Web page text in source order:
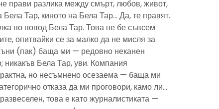
прави разлика между смърт, любов, живот,
Тар, киното на Бела Тар… Да, те правят.
по повод Бела Тар. Това не бе съвсем
опитвайки се за малко да не мисля за
(пак) баща ми — редовно неканен
никакъв Бела Тар, уви. Компания
но несъмнено осезаема — баща ми
отказа да ми проговори, камо ли…
това е като журналистиката —